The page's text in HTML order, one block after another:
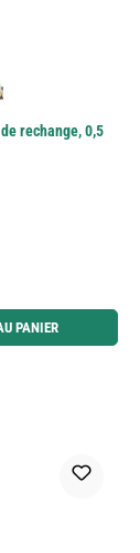
rechange, 0,5
pour augmenter ou
PANIER